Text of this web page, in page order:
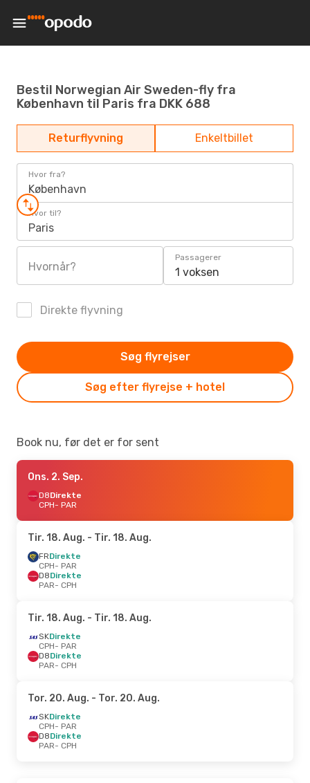
Bestil Norwegian Air Sweden-fly fra
København til Paris fra DKK 688
Returflyvning Enkeltbillet
Hvor fra?
København
Hvor til?
Paris
Hvornår?
Passagerer
1 voksen
Direkte flyvning
Søg efter flyrejse + hotel
Søg flyrejser
Book nu, før det er for sent
Ons. 2. Sep.
D8Direkte
CPH- PAR
Tir. 18. Aug. - Tir. 18. Aug.
FRDirekte
CPH- PAR
D8Direkte
PAR- CPH
Tir. 18. Aug. - Tir. 18. Aug.
SKDirekte
CPH- PAR
D8Direkte
PAR- CPH
Tor. 20. Aug. - Tor. 20. Aug.
SKDirekte
CPH- PAR
D8Direkte
PAR- CPH